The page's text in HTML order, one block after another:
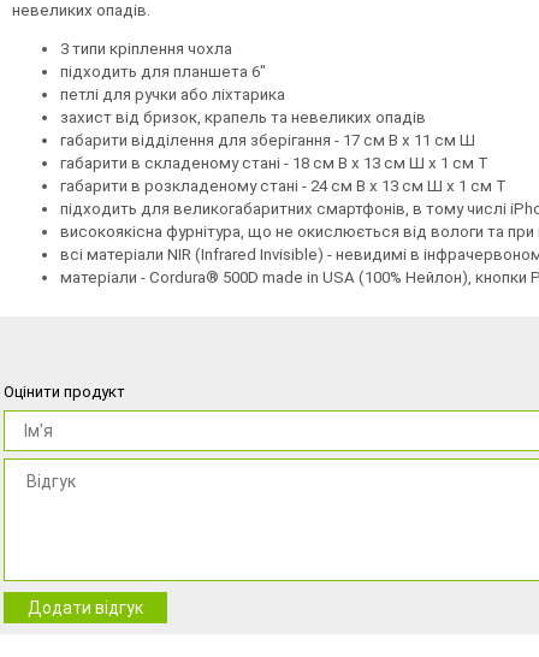
невеликих опадів.
3 типи кріплення чохла
підходить для планшета 6"
петлі для ручки або ліхтарика
захист від бризок, крапель та невеликих опадів
габарити відділення для зберігання - 17 см В х 11 см Ш
габарити в складеному стані - 18 см В х 13 см Ш х 1 см Т
габарити в розкладеному стані - 24 см В х 13 см Ш х 1 см Т
підходить для великогабаритних смартфонів, в тому числі
високоякісна фурнітура, що не окислюється від вологи та
всі матеріали NIR (Infrared Invisible) - невидимі в
матеріали - Cordura® 500D made in USA (100% Нейлон), кнопки
Оцінити продукт
Додати відгук